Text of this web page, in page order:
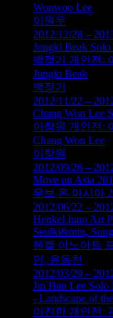
Wonwoo Lee
이원우
2012/12/28 –
Jungki Beak
백정기 개인전:
Jungki Beak
백정기
2012/11/22 –
Chang Won Lee
이창원 개인전:
Chang Won Lee
이창원
2012/09/26 –
Move on Asia
무브 온 아시아
2012/06/22 –
Henkel Inno Art
Seulki&min,
헨켈 이노아트
민, 윤동천
2012/03/29 –
Jin Han Lee Solo
- Landscape of
이진한 개인전: